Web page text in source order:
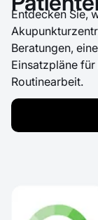
Entdecken Sie,
Beratungen,
Einsatzpläne für
Routinearbeit.